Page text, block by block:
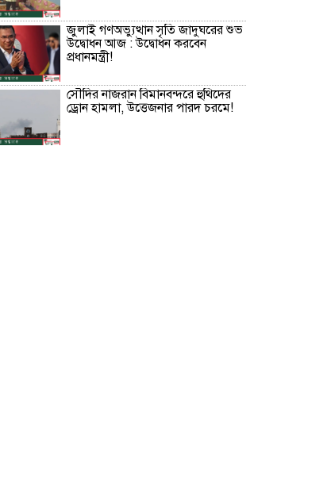
জুলাই গণঅভ্যুত্থান সৃতি জাদুঘরের শুভ
উদ্বোধন আজ : উদ্বোধন করবেন
প্রধানমন্ত্রী!
সৌদির নাজরান বিমানবন্দরে হুথিদের
ড্রোন হামলা, উত্তেজনার পারদ চরমে!